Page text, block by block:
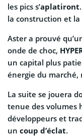
les pics s’aplatiront
la construction et
Aster a prouvé
onde de choc,
un capital plus
énergie du marché,
La suite se jouera
tenue des volumes
développeurs et
un coup d’éclat.